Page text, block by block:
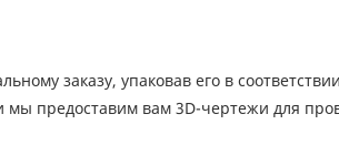
заказу, упаковав его в
мы предоставим вам 3D-чертежи для